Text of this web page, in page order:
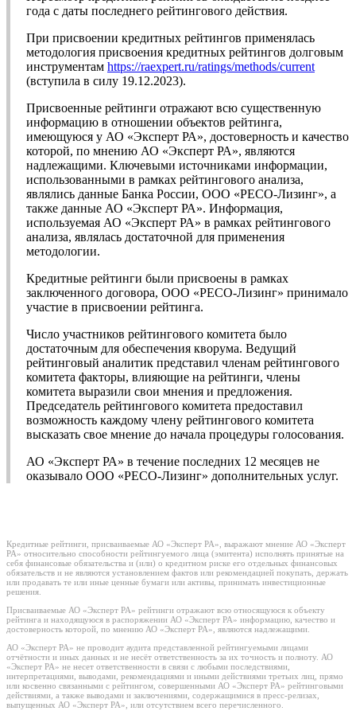
года с даты последнего рейтингового действия.
При присвоении кредитных рейтингов применялась
методология присвоения кредитных рейтингов долговым
инструментам https://raexpert.ru/ratings/methods/current
(вступила в силу 19.12.2023).
Присвоенные рейтинги отражают всю существенную
информацию в отношении объектов рейтинга,
имеющуюся у АО «Эксперт РА», достоверность и качество
которой, по мнению АО «Эксперт РА», являются
надлежащими. Ключевыми источниками информации,
использованными в рамках рейтингового анализа,
являлись данные Банка России, ООО «РЕСО-Лизинг», а
также данные АО «Эксперт РА». Информация,
используемая АО «Эксперт РА» в рамках рейтингового
анализа, являлась достаточной для применения
методологии.
Кредитные рейтинги были присвоены в рамках
заключенного договора, ООО «РЕСО-Лизинг» принимало
участие в присвоении рейтинга.
Число участников рейтингового комитета было
достаточным для обеспечения кворума. Ведущий
рейтинговый аналитик представил членам рейтингового
комитета факторы, влияющие на рейтинги, члены
комитета выразили свои мнения и предложения.
Председатель рейтингового комитета предоставил
возможность каждому члену рейтингового комитета
высказать свое мнение до начала процедуры голосования.
АО «Эксперт РА» в течение последних 12 месяцев не
оказывало ООО «РЕСО-Лизинг» дополнительных услуг.
Кредитные рейтинги, присваиваемые АО «Эксперт РА», выражают мнение АО «Эксперт
РА» относительно способности рейтингуемого лица (эмитента) исполнять принятые на
себя финансовые обязательства и (или) о кредитном риске его отдельных финансовых
обязательств и не являются установлением фактов или рекомендацией покупать, держать
или продавать те или иные ценные бумаги или активы, принимать инвестиционные
решения.
Присваиваемые АО «Эксперт РА» рейтинги отражают всю относящуюся к объекту
рейтинга и находящуюся в распоряжении АО «Эксперт РА» информацию, качество и
достоверность которой, по мнению АО «Эксперт РА», являются надлежащими.
АО «Эксперт РА» не проводит аудита представленной рейтингуемыми лицами
отчётности и иных данных и не несёт ответственность за их точность и полноту. АО
«Эксперт РА» не несет ответственности в связи с любыми последствиями,
интерпретациями, выводами, рекомендациями и иными действиями третьих лиц, прямо
или косвенно связанными с рейтингом, совершенными АО «Эксперт РА» рейтинговыми
действиями, а также выводами и заключениями, содержащимися в пресс-релизах,
выпущенных АО «Эксперт РА», или отсутствием всего перечисленного.